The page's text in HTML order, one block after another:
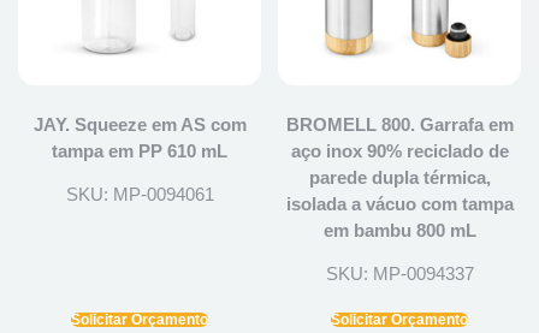
JAY. Squeeze em AS com
tampa em PP 610 mL
SKU: MP-0094061
Solicitar Orçamento
BROMELL 800. Garrafa em
aço inox 90% reciclado de
parede dupla térmica,
isolada a vácuo com tampa
em bambu 800 mL
SKU: MP-0094337
Solicitar Orçamento